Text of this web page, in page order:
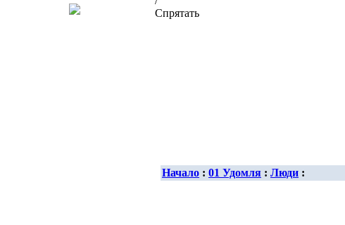
Начало : 01 Удомля : Люди :